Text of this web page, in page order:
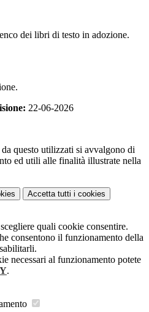
dei libri di testo in adozione.
22-06-2026
questo utilizzati si avvalgono di
ed utili alle finalità illustrate nella
Accetta tutti i cookies
quali cookie consentire.
consentono il funzionamento della
necessari al funzionamento potete
.